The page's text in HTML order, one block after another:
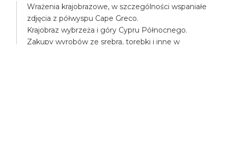
Wrażenia krajobrazowe, w szczególności wspaniałe
zdjęcia z półwyspu Cape Greco.
Krajobraz wybrzeża i góry Cypru Północnego.
Zakupy wyrobów ze srebra, torebki i inne w